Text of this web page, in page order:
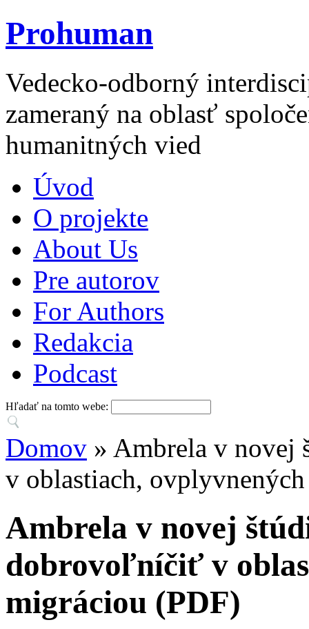
Prohuman
Vedecko-odborný
zameraný na oblasť
humanitných vied
Úvod
O projekte
About Us
Pre autorov
For Authors
Redakcia
Podcast
Hľadať na tomto webe:
Domov » Ambrela v
v oblastiach,
Ambrela v novej
dobrovoľníčiť v
migráciou (PDF)